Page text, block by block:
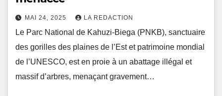
MAI 24, 2025 LA REDACTION
Le Parc National de Kahuzi-Biega (PNKB), sanctuaire
des gorilles des plaines de l’Est et patrimoine mondial
de l’UNESCO, est en proie à un abattage illégal et
massif d’arbres, menaçant gravement…